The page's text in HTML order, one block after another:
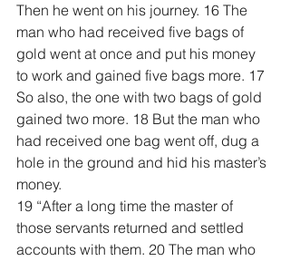
Then he went on his journey. 16 The
man who had received five bags of
gold went at once and put his money
to work and gained five bags more. 17
So also, the one with two bags of gold
gained two more. 18 But the man who
had received one bag went off, dug a
hole in the ground and hid his master’s
money.
19 “After a long time the master of
those servants returned and settled
accounts with them. 20 The man who